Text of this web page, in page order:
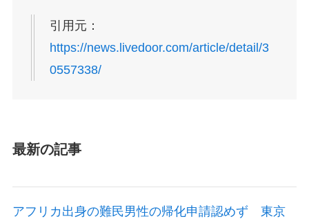
引用元：
https://news.livedoor.com/article/detail/3
0557338/
最新の記事
アフリカ出身の難民男性の帰化申請認めず 東京